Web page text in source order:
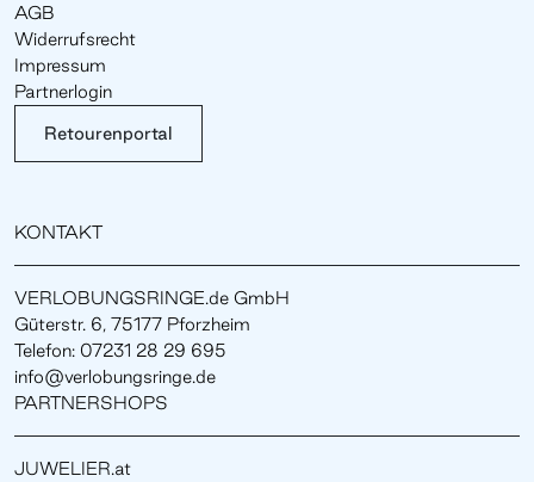
AGB
Widerrufsrecht
Impressum
Partnerlogin
Retourenportal
KONTAKT
VERLOBUNGSRINGE.de GmbH
Güterstr. 6, 75177 Pforzheim
Telefon: 07231 28 29 695
info@verlobungsringe.de
PARTNERSHOPS
JUWELIER.at